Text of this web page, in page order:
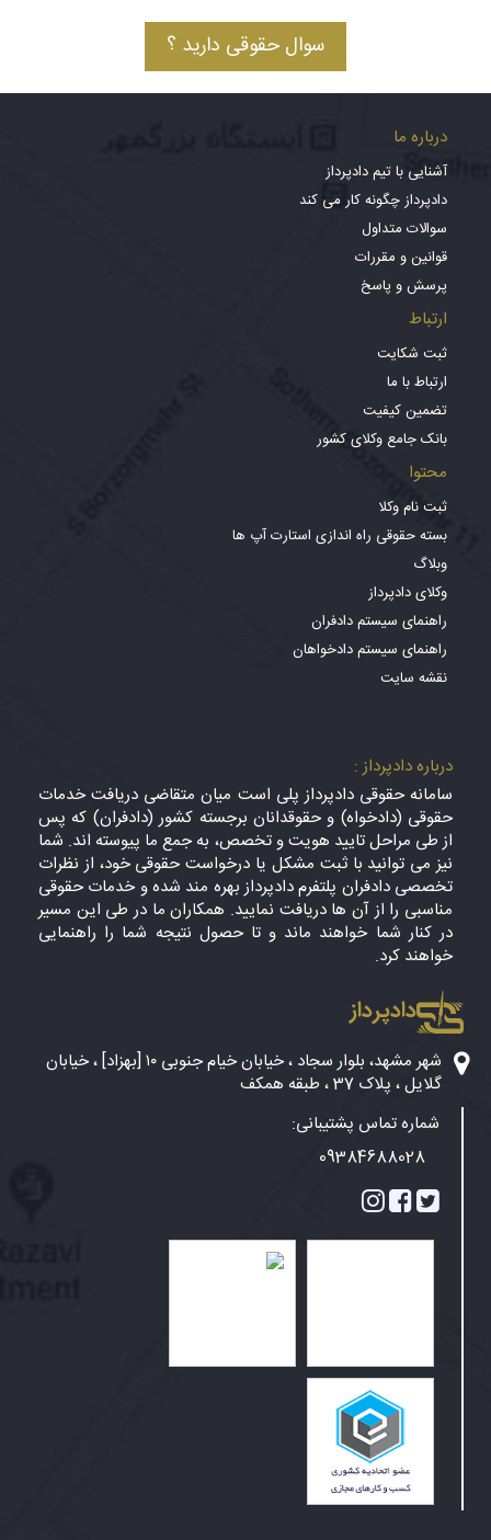
سوال حقوقی دارید ؟
درباره ما
آشنایی با تیم دادپرداز
دادپرداز چگونه کار می کند
سوالات متداول
قوانین و مقررات
پرسش و پاسخ
ارتباط
ثبت شکایت
ارتباط با ما
تضمین کیفیت
بانک جامع وکلای کشور
محتوا
ثبت نام وکلا
بسته حقوقی راه اندازی استارت آپ ها
وبلاگ
وکلای دادپرداز
راهنمای سیستم دادفران
راهنمای سیستم دادخواهان
نقشه سایت
درباره دادپرداز :
سامانه حقوقی دادپرداز پلی است میان متقاضی دریافت خدمات
حقوقی (دادخواه) و حقوقدانان برجسته کشور (دادفران) که پس
از طی مراحل تایید هویت و تخصص، به جمع ما پیوسته اند. شما
نیز می توانید با ثبت مشکل یا درخواست حقوقی خود، از نظرات
تخصصی دادفران پلتفرم دادپرداز بهره مند شده و خدمات حقوقی
مناسبی را از آن ها دریافت نمایید. همکاران ما در طی این مسیر
در کنار شما خواهند ماند و تا حصول نتیجه شما را راهنمایی
خواهند کرد.
دادپرداز
شهر مشهد، بلوار سجاد ، خیابان خیام جنوبی ۱۰ [بهزاد] ، خیابان
گلایل ، پلاک 37 ، طبقه همکف
شماره تماس پشتیبانی:
09384688028